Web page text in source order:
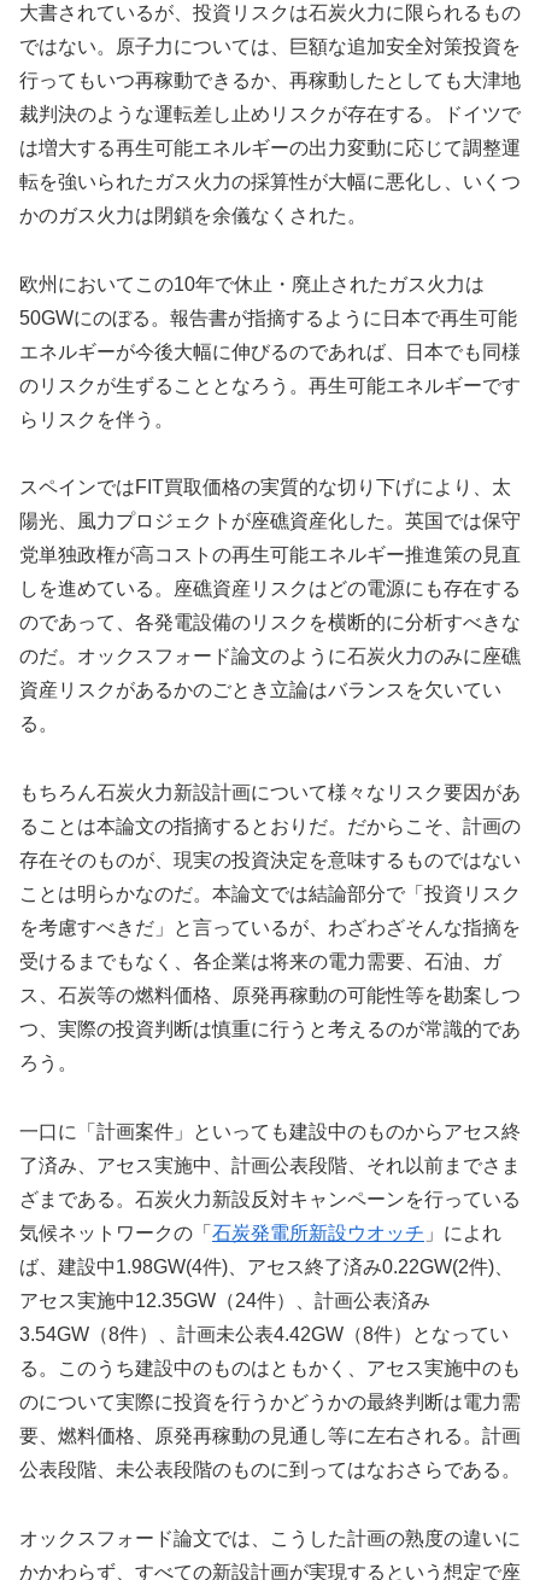
大書されているが、投資リスクは石炭火力に限られるもの
ではない。原子力については、巨額な追加安全対策投資を
行ってもいつ再稼動できるか、再稼動したとしても大津地
裁判決のような運転差し止めリスクが存在する。ドイツで
は増大する再生可能エネルギーの出力変動に応じて調整運
転を強いられたガス火力の採算性が大幅に悪化し、いくつ
かのガス火力は閉鎖を余儀なくされた。
欧州においてこの10年で休止・廃止されたガス火力は
50GWにのぼる。報告書が指摘するように日本で再生可能
エネルギーが今後大幅に伸びるのであれば、日本でも同様
のリスクが生ずることとなろう。再生可能エネルギーです
らリスクを伴う。
スペインではFIT買取価格の実質的な切り下げにより、太
陽光、風力プロジェクトが座礁資産化した。英国では保守
党単独政権が高コストの再生可能エネルギー推進策の見直
しを進めている。座礁資産リスクはどの電源にも存在する
のであって、各発電設備のリスクを横断的に分析すべきな
のだ。オックスフォード論文のように石炭火力のみに座礁
資産リスクがあるかのごとき立論はバランスを欠いてい
る。
もちろん石炭火力新設計画について様々なリスク要因があ
ることは本論文の指摘するとおりだ。だからこそ、計画の
存在そのものが、現実の投資決定を意味するものではない
ことは明らかなのだ。本論文では結論部分で「投資リスク
を考慮すべきだ」と言っているが、わざわざそんな指摘を
受けるまでもなく、各企業は将来の電力需要、石油、ガ
ス、石炭等の燃料価格、原発再稼動の可能性等を勘案しつ
つ、実際の投資判断は慎重に行うと考えるのが常識的であ
ろう。
一口に「計画案件」といっても建設中のものからアセス終
了済み、アセス実施中、計画公表段階、それ以前までさま
ざまである。石炭火力新設反対キャンペーンを行っている
気候ネットワークの「 石炭発電所新設ウオッチ 」によれ
ば、建設中1.98GW(4件)、アセス終了済み0.22GW(2件)、
アセス実施中12.35GW（24件）、計画公表済み
3.54GW（8件）、計画未公表4.42GW（8件）となってい
る。このうち建設中のものはともかく、アセス実施中のも
のについて実際に投資を行うかどうかの最終判断は電力需
要、燃料価格、原発再稼動の見通し等に左右される。計画
公表段階、未公表段階のものに到ってはなおさらである。
オックスフォード論文では、こうした計画の熟度の違いに
かかわらず、すべての新設計画が実現するという想定で座